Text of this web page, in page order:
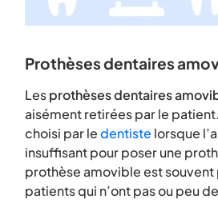
Prothèses dentaires
Lesprothèses dentaires
aisément retirées par le
choisi par ledentiste lorsque
insuffisant pour poser une
prothèse amovible est
patients qui n’ont pas ou peu